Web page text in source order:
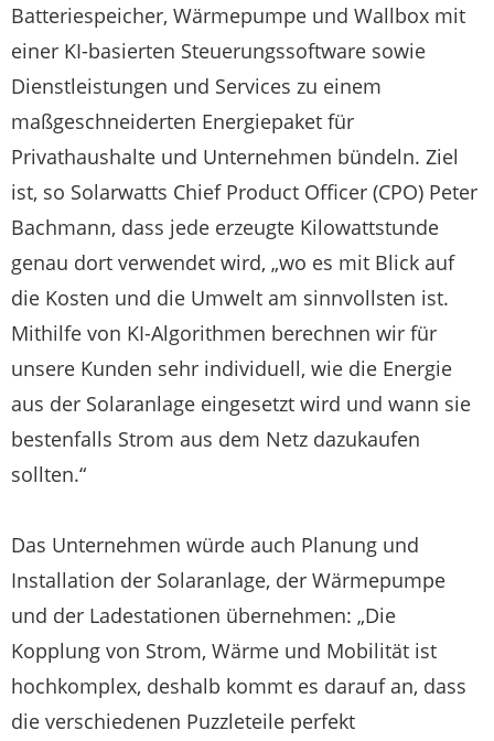
Batteriespeicher, Wärmepumpe und Wallbox mit
einer KI-basierten Steuerungssoftware sowie
Dienstleistungen und Services zu einem
maßgeschneiderten Energiepaket für
Privathaushalte und Unternehmen bündeln. Ziel
ist, so Solarwatts Chief Product Officer (CPO) Peter
Bachmann, dass jede erzeugte Kilowattstunde
genau dort verwendet wird, „wo es mit Blick auf
die Kosten und die Umwelt am sinnvollsten ist.
Mithilfe von KI-Algorithmen berechnen wir für
unsere Kunden sehr individuell, wie die Energie
aus der Solaranlage eingesetzt wird und wann sie
bestenfalls Strom aus dem Netz dazukaufen
sollten.“
Das Unternehmen würde auch Planung und
Installation der Solaranlage, der Wärmepumpe
und der Ladestationen übernehmen: „Die
Kopplung von Strom, Wärme und Mobilität ist
hochkomplex, deshalb kommt es darauf an, dass
die verschiedenen Puzzleteile perfekt